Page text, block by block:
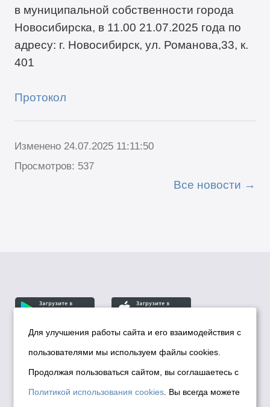
в муниципальной собственности города
Новосибирска, в 11.00 21.07.2025 года по
адресу: г. Новосибирск, ул. Романова,33, к.
401
Протокол
Изменено 24.07.2025 11:11:50
Просмотров: 537
Все новости
© Департамент информационной политики мэрии
города Новосибирска, 2026
Политика использования Cookies
Для улучшения работы сайта и его взаимодействия с
пользователями мы используем файлы cookies.
Продолжая пользоваться сайтом, вы соглашаетесь с
Политикой использования cookies . Вы всегда можете